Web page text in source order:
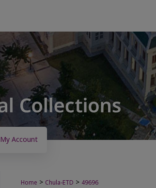
My Account
Home > Chula-ETD > 49696